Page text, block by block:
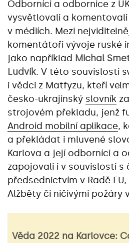
Odborníci a odbornice z
vysvětlovali a
v médiích. Mezi
komentátoři vývoje ruské
jako například Michal
Ludvík. V této souvislosti
i vědci z Matfyzu, kteří
česko-ukrajinský slovník
strojovém překladu, jenž
Android mobilní aplikace,
a překládat i mluvené
Karlova a její odborníci a
zapojovali i v souvislosti s
předsednictvím v Radě
Alžběty či ničivými požáry
Věda 2022 na Karlovce: